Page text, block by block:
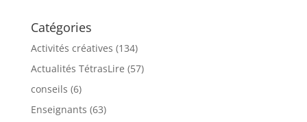
Catégories
Activités créatives (134)
Actualités TétrasLire (57)
conseils (6)
Enseignants (63)